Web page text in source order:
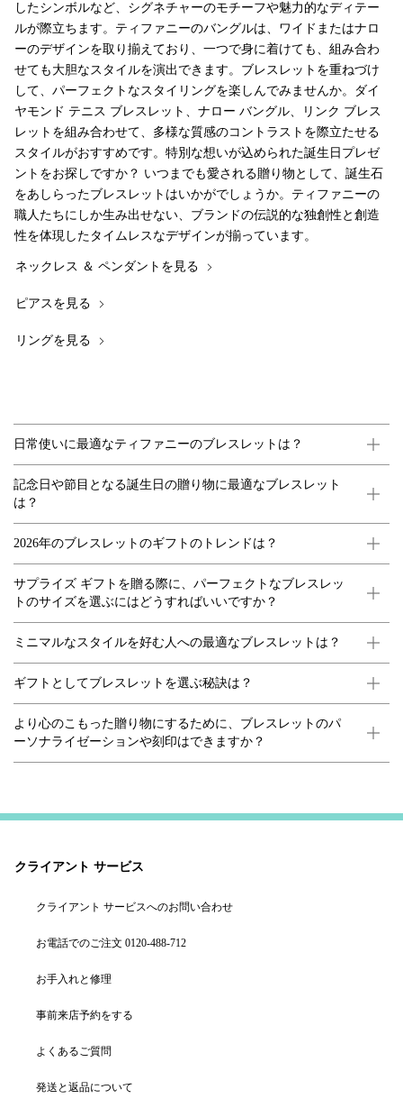
したシンボルなど、シグネチャーのモチーフや魅力的なディテー
ルが際立ちます。ティファニーのバングルは、ワイドまたはナロ
ーのデザインを取り揃えており、一つで身に着けても、組み合わ
せても大胆なスタイルを演出できます。ブレスレットを重ねづけ
して、パーフェクトなスタイリングを楽しんでみませんか。ダイ
ヤモンド テニス ブレスレット、ナロー バングル、リンク ブレス
レットを組み合わせて、多様な質感のコントラストを際立たせる
スタイルがおすすめです。特別な想いが込められた誕生日プレゼ
ントをお探しですか？ いつまでも愛される贈り物として、誕生石
をあしらったブレスレットはいかがでしょうか。ティファニーの
職人たちにしか生み出せない、ブランドの伝説的な独創性と創造
性を体現したタイムレスなデザインが揃っています。
ネックレス ＆ ペンダントを見る
ピアスを見る
リングを見る
日常使いに最適なティファニーのブレスレットは？
記念日や節目となる誕生日の贈り物に最適なブレスレット
は？
2026年のブレスレットのギフトのトレンドは？
サプライズ ギフトを贈る際に、パーフェクトなブレスレッ
トのサイズを選ぶにはどうすればいいですか？
ミニマルなスタイルを好む人への最適なブレスレットは？
ギフトとしてブレスレットを選ぶ秘訣は？
より心のこもった贈り物にするために、ブレスレットのパ
ーソナライゼーションや刻印はできますか？
クライアント サービス
クライアント サービスへのお問い合わせ
お電話でのご注文 0120-488-712
お手入れと修理
事前来店予約をする
よくあるご質問
発送と返品について